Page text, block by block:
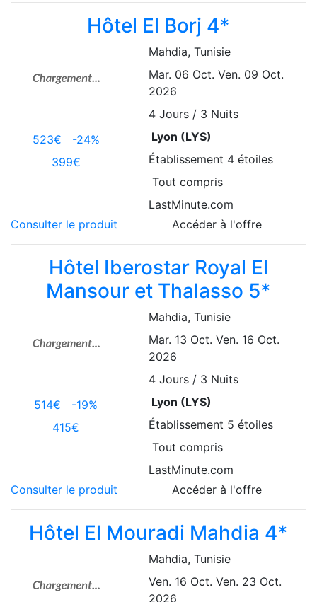
Hôtel El Borj 4*
523€ -24%
399€
Mahdia, Tunisie
Mar. 06 Oct. Ven. 09 Oct.
2026
4Jours / 3 Nuits
Lyon (LYS)
Établissement 4 étoiles
Tout compris
LastMinute.com
Consulter le produit
Accéder à l'offre
Hôtel Iberostar Royal El
Mansour et Thalasso 5*
514€ -19%
415€
Mahdia, Tunisie
Mar. 13 Oct. Ven. 16 Oct.
2026
4Jours / 3 Nuits
Lyon (LYS)
Établissement 5 étoiles
Tout compris
LastMinute.com
Consulter le produit
Accéder à l'offre
Hôtel El Mouradi Mahdia 4*
Mahdia, Tunisie
Ven. 16 Oct. Ven. 23 Oct.
2026